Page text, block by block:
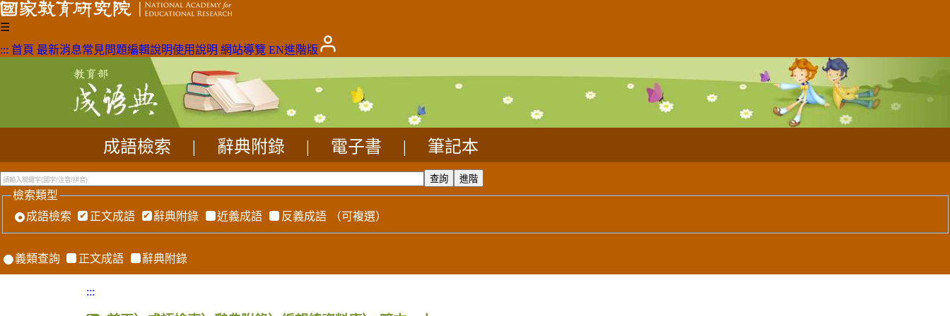
☰
::: 首頁 最新消息常見問題編輯說明使用說明 網站導覽 EN進階版
成語檢索 辭典附錄 電子書 筆記本
檢索類型
成語檢索
正文成語 辭典附錄 近義成語 反義成語 （可複選）
義類查詢 正文成語 辭典附錄
:::